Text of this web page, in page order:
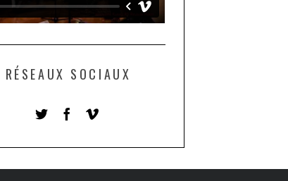
RÉSEAUX SOCIAUX